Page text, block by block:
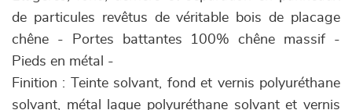
de particules revêtus de véritable bois de placage
chêne - Portes battantes 100% chêne massif -
Pieds en métal -
Finition : Teinte solvant, fond et vernis polyuréthane
solvant, métal laque polyuréthane solvant et vernis